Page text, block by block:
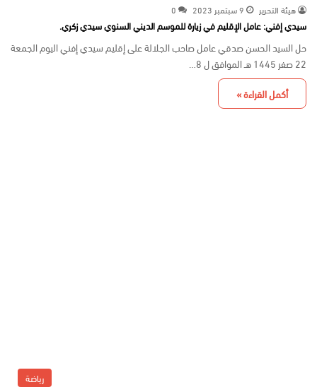
هيئة التحرير 9 سبتمبر 2023 0
سيدي إفني: عامل الإقليم في زيارة للموسم الديني السنوي سيدي زكري.
حل السيد الحسن صدقي عامل صاحب الجلالة على إقليم سيدي إفني اليوم الجمعة
22 صفر 1445 هـ الموافق ل 8…
أكمل القراءة »
رياضة